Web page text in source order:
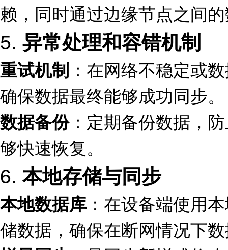
赖，同时通过边缘节点之间
5. 异常处理和容错机制
重试机制 ：在网络不稳定或
确保数据最终能够成功同步。
数据备份：定期备份数据，
够快速恢复。
6.本地存储与同步
本地数据库 ：在设备端使用
储数据，确保在断网情况下